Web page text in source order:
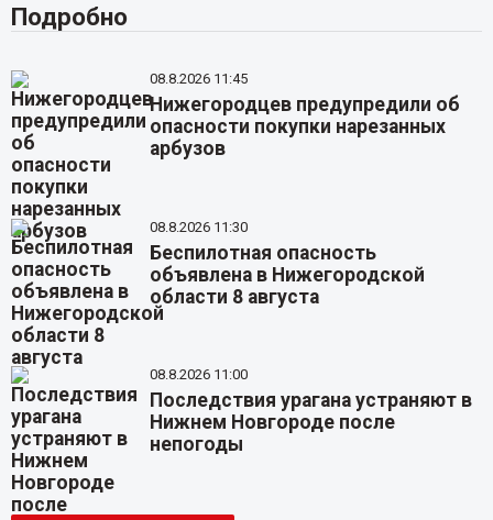
Подробно
08.8.2026 11:45
Нижегородцев предупредили об
опасности покупки нарезанных
арбузов
08.8.2026 11:30
Беспилотная опасность
объявлена в Нижегородской
области 8 августа
08.8.2026 11:00
Последствия урагана устраняют в
Нижнем Новгороде после
непогоды